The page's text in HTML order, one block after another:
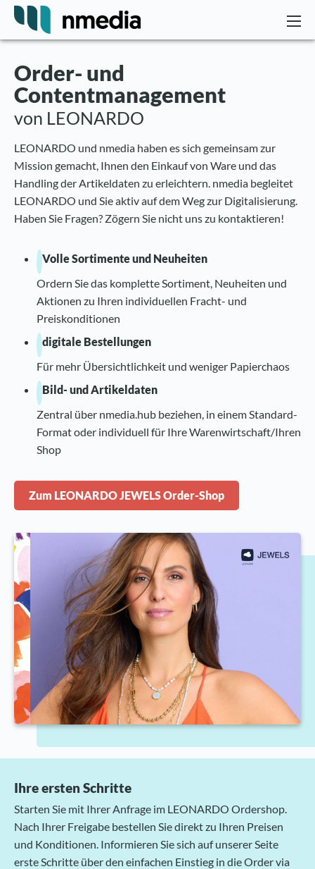
Order- und
Contentmanagement
von LEONARDO
LEONARDO und nmedia haben es sich gemeinsam zur
Mission gemacht, Ihnen den Einkauf von Ware und das
Handling der Artikeldaten zu erleichtern. nmedia begleitet
LEONARDO und Sie aktiv auf dem Weg zur Digitalisierung.
Haben Sie Fragen? Zögern Sie nicht uns zu kontaktieren!
Volle Sortimente und Neuheiten
Ordern Sie das komplette Sortiment, Neuheiten und
Aktionen zu Ihren individuellen Fracht- und
Preiskonditionen
digitale Bestellungen
Für mehr Übersichtlichkeit und weniger Papierchaos
Bild- und Artikeldaten
Zentral über nmedia.hub beziehen, in einem Standard-
Format oder individuell für Ihre Warenwirtschaft/Ihren
Shop
Zum LEONARDO JEWELS Order-Shop
Ihre ersten Schritte
Starten Sie mit Ihrer Anfrage im LEONARDO Ordershop.
Nach Ihrer Freigabe bestellen Sie direkt zu Ihren Preisen
und Konditionen. Informieren Sie sich auf unserer Seite
erste Schritte über den einfachen Einstieg in die Order via